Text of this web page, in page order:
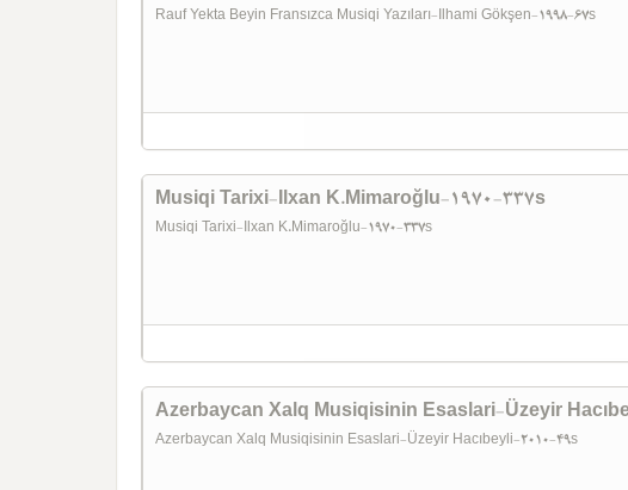
Rauf Yekta Beyin Fransızca Musiqi Yazıları-Ilhami Gökşen-1998-67s
Musiqi Tarixi-Ilxan K.Mimaroğlu-1970-337s
Musiqi Tarixi-Ilxan K.Mimaroğlu-1970-337s
Azerbaycan Xalq Musiqisinin Esaslari-Üzeyir
Azerbaycan Xalq Musiqisinin Esaslari-Üzeyir Hacıbeyli-2010-49s